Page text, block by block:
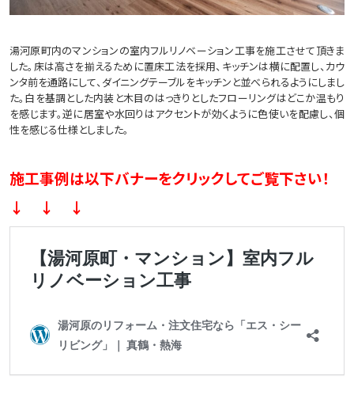
湯河原町内のマンションの室内フルリノベーション工事を施工させて頂きま
した。床は高さを揃えるために置床工法を採用、キッチンは横に配置し、カウ
ンタ前を通路にして、ダイニングテーブルをキッチンと並べられるようにしまし
た。白を基調とした内装と木目のはっきりとしたフローリングはどこか温もり
を感じます。逆に居室や水回りはアクセントが効くように色使いを配慮し、個
性を感じる仕様としました。
施工事例は以下バナーをクリックしてご覧下さい！
↓ ↓ ↓